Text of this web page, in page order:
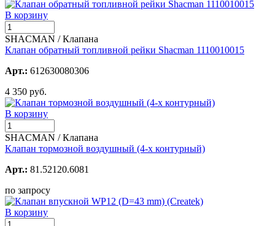
В корзину
SHACMAN / Клапана
Клапан обратный топливной рейки Shacman 1110010015
Арт.: 612630080306
4 350 руб.
В корзину
SHACMAN / Клапана
Клапан тормозной воздушный (4-х контурный)
Арт.: 81.52120.6081
по запросу
В корзину